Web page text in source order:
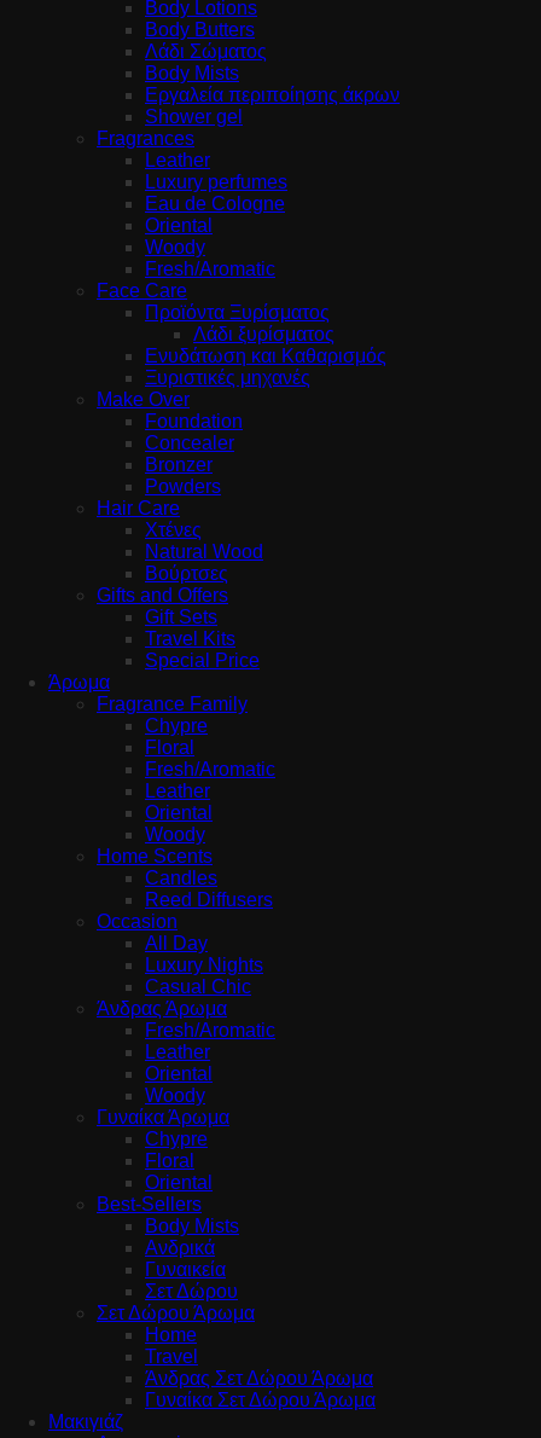
Body Lotions
Body Butters
Λάδι Σώματος
Body Mists
Εργαλεία περιποίησης άκρων
Shower gel
Fragrances
Leather
Luxury perfumes
Eau de Cologne
Oriental
Woody
Fresh/Aromatic
Face Care
Προϊόντα Ξυρίσματος
Λάδι ξυρίσματος
Ενυδάτωση και Καθαρισμός
Ξυριστικές μηχανές
Make Over
Foundation
Concealer
Bronzer
Powders
Hair Care
Χτένες
Natural Wood
Βούρτσες
Gifts and Offers
Gift Sets
Travel Kits
Special Price
Άρωμα
Fragrance Family
Chypre
Floral
Fresh/Aromatic
Leather
Oriental
Woody
Home Scents
Candles
Reed Diffusers
Occasion
All Day
Luxury Nights
Casual Chic
Άνδρας Άρωμα
Fresh/Aromatic
Leather
Oriental
Woody
Γυναίκα Άρωμα
Chypre
Floral
Oriental
Best-Sellers
Body Mists
Ανδρικά
Γυναικεία
Σετ Δώρου
Σετ Δώρου Άρωμα
Home
Travel
Άνδρας Σετ Δώρου Άρωμα
Γυναίκα Σετ Δώρου Άρωμα
Μακιγιάζ